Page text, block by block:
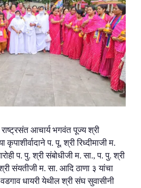
राष्ट्रसंत आचार्य भगवंत पूज्य श्री
प. पू. श्री रिध्दीमाजी म.
प. पु. श्री संबोधीजी म. सा., प. पु. श्री
संयतीजी म. सा. आदि ठाणा ३ यांचा
धायरी येथील श्री संघ सुवासीनी